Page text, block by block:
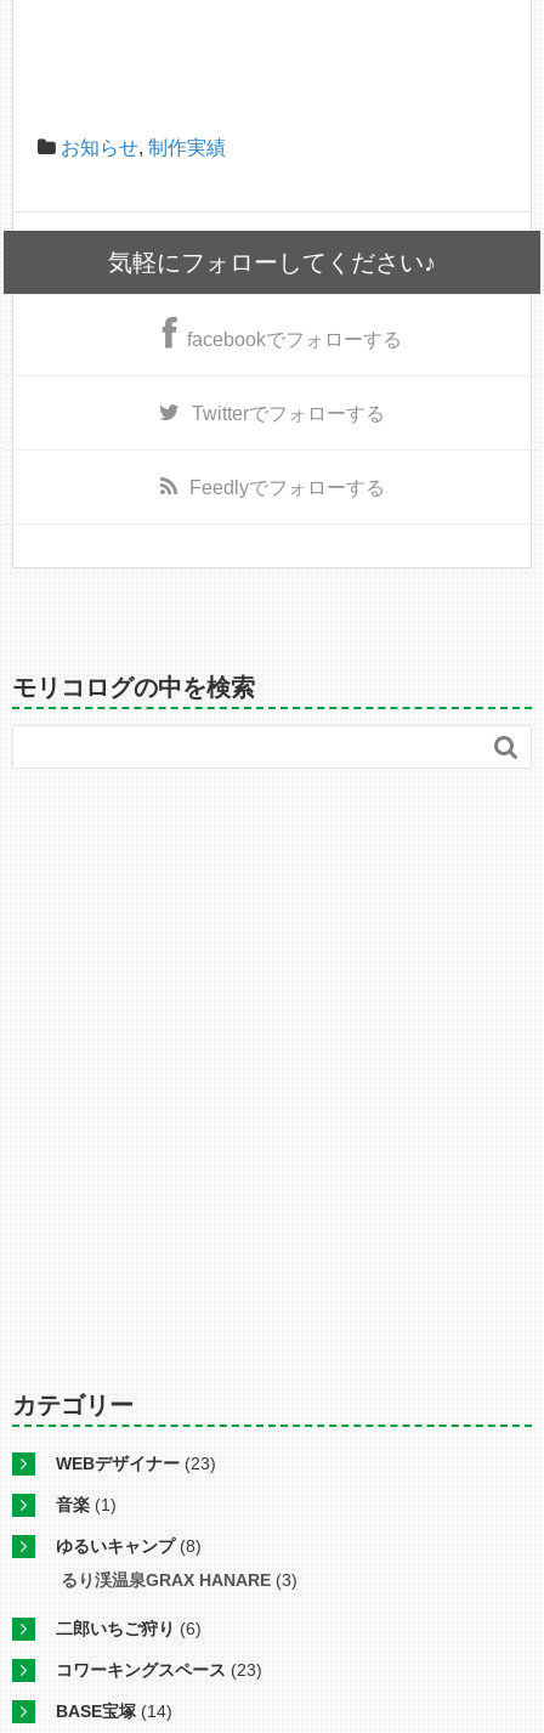
お知らせ, 制作実績
気軽にフォローしてください♪
facebookでフォローする
Twitterでフォローする
Feedlyでフォローする
モリコログの中を検索

カテゴリー
WEBデザイナー (23)
音楽 (1)
ゆるいキャンプ(8)
るり渓温泉GRAX HANARE (3)
二郎いちご狩り (6)
コワーキングスペース (23)
BASE宝塚(14)